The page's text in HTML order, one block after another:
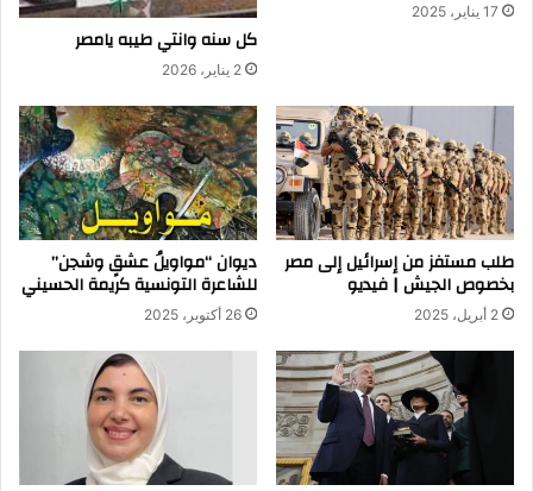
17 يناير، 2025
كل سنه وانتي طيبه يامصر
2 يناير، 2026
طلب مستفز من إسرائيل إلى مصر
بخصوص الجيش | فيديو
2 أبريل، 2025
ديوان “مواويلُ عشقٍ وشجن”
للشاعرة التونسية كريمة الحسيني
26 أكتوبر، 2025